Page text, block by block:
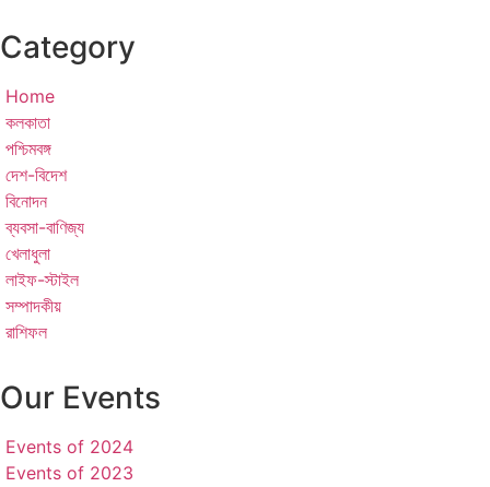
Category
Home
কলকাতা
পশ্চিমবঙ্গ
দেশ-বিদেশ
বিনোদন
ব্যবসা-বাণিজ্য
খেলাধুলা
লাইফ-স্টাইল
সম্পাদকীয়
রাশিফল
Our Events
Events of 2024
Events of 2023